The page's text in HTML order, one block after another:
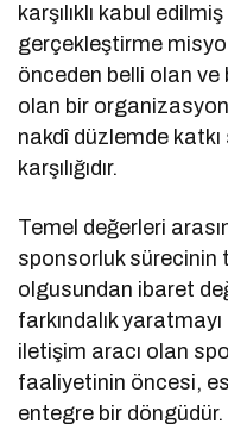
karşılıklı kabul
gerçekleştirme
önceden belli olan
olan bir
nakdî düzlemde
karşılığıdır.
Temel değerleri
sponsorluk sürecinin
olgusundan ibaret
farkındalık
iletişim aracı olan
faaliyetinin öncesi,
entegre bir döngüdür.